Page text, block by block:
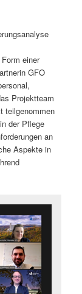
einer
GFO
Projektteam
teilgenommen
der Pflege
an
Aspekte in